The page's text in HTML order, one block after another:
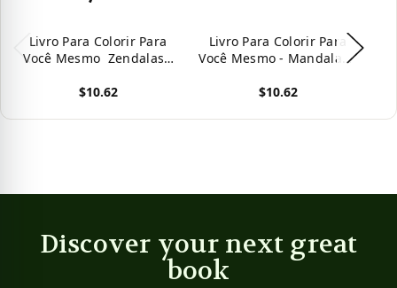
Livro Para Colorir Para
Você Mesmo  Zendalas -
Mandalas, Doodles E
Edition)
$10.62
Livro Para Colorir Para
Você Mesmo - Mandalas -
Para Relaxar (Portuguese
$10.62
Discover your next great
book